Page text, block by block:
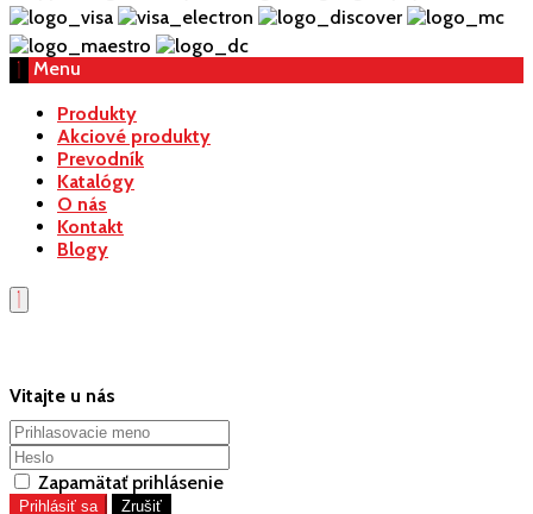
Menu
Produkty
Akciové produkty
Prevodník
Katalógy
O nás
Kontakt
Blogy
Vitajte u nás
Zapamätať prihlásenie